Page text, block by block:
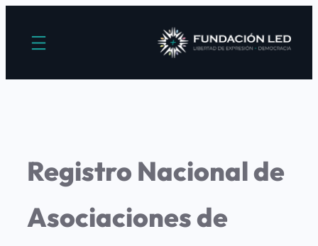
Registro Nacional de
Asociaciones de